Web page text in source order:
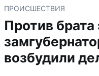
ПРОИСШЕСТВИЯ
Против брата
возбудили